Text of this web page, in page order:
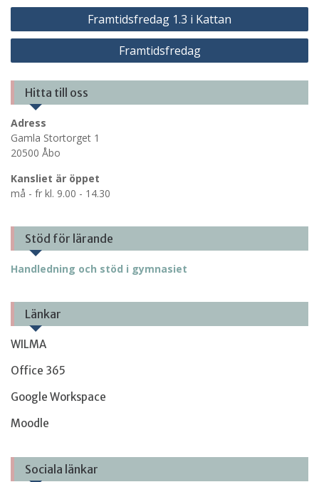
Inläggsnavigering
Framtidsfredag 1.3 i Kattan
Framtidsfredag
Hitta till oss
Adress
Gamla Stortorget 1
20500 Åbo
Kansliet är öppet
må - fr kl. 9.00 - 14.30
Stöd för lärande
Handledning och stöd i gymnasiet
Länkar
WILMA
Office 365
Google Workspace
Moodle
Sociala länkar